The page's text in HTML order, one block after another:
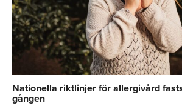
Nationella riktlinjer för allergivård
gången